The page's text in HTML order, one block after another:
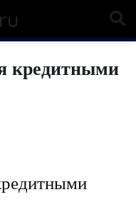
кредитными